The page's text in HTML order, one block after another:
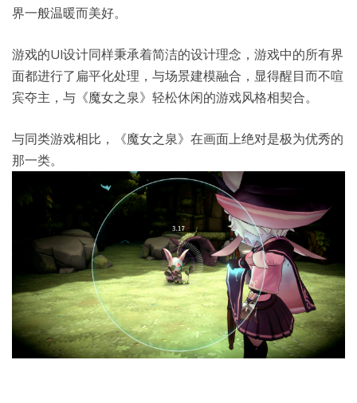
界一般温暖而美好。
游戏的UI设计同样秉承着简洁的设计理念，游戏中的所有界
面都进行了扁平化处理，与场景建模融合，显得醒目而不喧
宾夺主，与《魔女之泉》轻松休闲的游戏风格相契合。
与同类游戏相比，《魔女之泉》在画面上绝对是极为优秀的
那一类。